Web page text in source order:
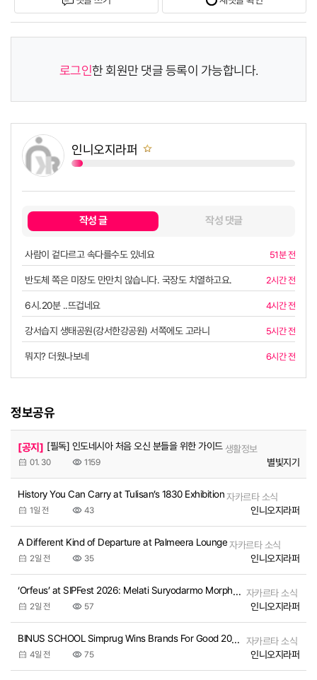
로그인한 회원만 댓글 등록이 가능합니다.
인니오지라퍼
작성 글 작성 댓글
사람이 겉다르고 속다를수도 있네요 51분 전
반도체 쪽은 미장도 만만치 않습니다. 국장도 치열하고요. 2시간 전
6시.20분 ..뜨겁네요 4시간 전
강서습지 생태공원(강서한강공원) 서쪽에도 고라니 5시간 전
뭐지? 더웠나보네 6시간 전
정보공유
[공지] [필독] 인도네시아 처음 오신 분들을 위한 가이드 생활정보
별빛지기
01. 30 1159
History You Can Carry at Tulisan’s 1830 Exhibition자카르타 소식
인니오지라퍼
1일 전 43
A Different Kind of Departure at Palmeera Lounge자카르타 소식
인니오지라퍼
2일 전 35
‘Orfeus’ at SIPFest 2026: Melati Suryodarmo Morphs Grief into Movement 자카르타 소식
인니오지라퍼
2일 전 57
BINUS SCHOOL Simprug Wins Brands For Good 2026 EDU FOR GOOD Award
자카르타 소식
인니오지라퍼
4일 전 75